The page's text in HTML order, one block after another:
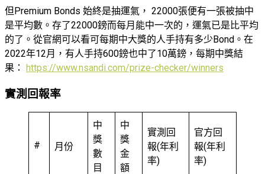
但Premium Bonds 始終是抽運氣， 22000張便有一張被抽中
是平均數。存了22000鎊而每月能中一次的，運氣已是比平均
的了。從官網可以看可每期中大獎的人手持有多少Bond。在
2022年12月，有人手持600鎊也中了10萬鎊，每期中獎結
果： https://www.nsandi.com/prize-checker/winners
實測回報率
# 月份
中
獎
數
目
中
獎
金
額
實測回
報(年利
率)
官方回
報(年利
率)